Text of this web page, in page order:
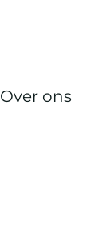
Over ons